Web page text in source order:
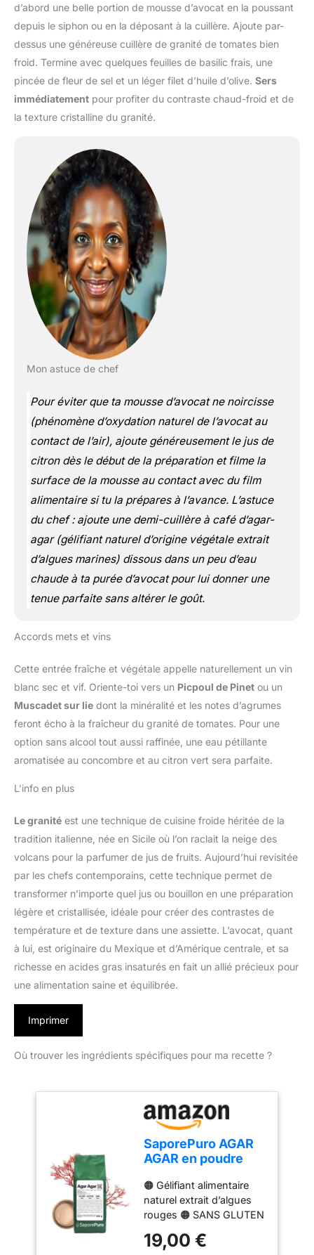
d’abord une belle portion de mousse d’avocat en la poussant
depuis le siphon ou en la déposant à la cuillère. Ajoute par-
dessus une généreuse cuillère de granité de tomates bien
froid. Termine avec quelques feuilles de basilic frais, une
pincée de fleur de sel et un léger filet d’huile d’olive. Sers
immédiatement pour profiter du contraste chaud-froid et de
la texture cristalline du granité.
Mon astuce de chef
Pour éviter que ta mousse d’avocat ne noircisse
(phénomène d’oxydation naturel de l’avocat au
contact de l’air), ajoute généreusement le jus de
citron dès le début de la préparation et filme la
surface de la mousse au contact avec du film
alimentaire si tu la prépares à l’avance. L’astuce
du chef : ajoute une demi-cuillère à café d’agar-
agar (gélifiant naturel d’origine végétale extrait
d’algues marines)dissous dans un peu d’eau
chaude à ta purée d’avocat pour lui donner une
tenue parfaite sans altérer le goût.
Accords mets et vins
Cette entrée fraîche et végétale appelle naturellement un vin
blanc sec et vif. Oriente-toi vers un Picpoul de Pinet ou un
Muscadet sur lie dont la minéralité et les notes d’agrumes
feront écho à la fraîcheur du granité de tomates. Pour une
option sans alcool tout aussi raffinée, une eau pétillante
aromatisée au concombre et au citron vert sera parfaite.
L’info en plus
Le granité est une technique de cuisine froide héritée de la
tradition italienne, née en Sicile où l’on raclait la neige des
volcans pour la parfumer de jus de fruits. Aujourd’hui revisitée
par les chefs contemporains, cette technique permet de
transformer n’importe quel jus ou bouillon en une préparation
légère et cristallisée, idéale pour créer des contrastes de
température et de texture dans une assiette. L’avocat, quant
à lui, est originaire du Mexique et d’Amérique centrale, et sa
richesse en acides gras insaturés en fait un allié précieux pour
une alimentation saine et équilibrée.
Imprimer
Où trouver les ingrédients spécifiques pour ma recette ?
SaporePuro AGAR
AGAR en poudre
naturel SANS
GLUTEN – Idéal
pour la cuisine
moléculaire,
épaississant pour
🟠 Gélifiant alimentaire
naturel extrait d’algues
rouges 🟠 SANS GLUTEN
refroidissement entre 32
19,00 €